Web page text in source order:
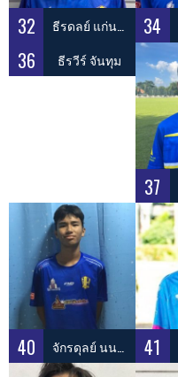
32 ธีรดลย์ แก่นสุวรรณ 34
36 ธีรวีร์ จันทุม
37
40 จักรดุลย์ นนธานี 41